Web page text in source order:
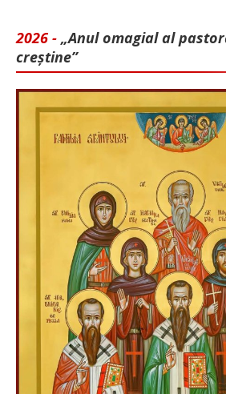
2026 - „Anul omagial al
creștine”